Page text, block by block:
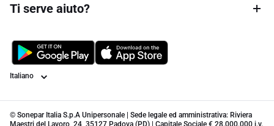
Ti serve aiuto?
Lingua
© Sonepar Italia S.p.A Unipersonale | Sede legale ed amministrativa: Riviera
Maestri del Lavoro, 24, 35127 Padova (PD) | Capitale Sociale € 28.000.000 i.v.